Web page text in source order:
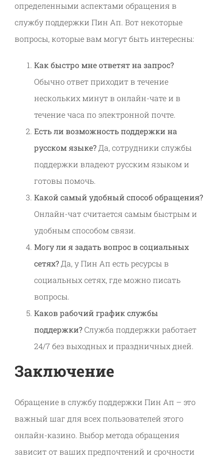
определенными аспектами обращения в
службу поддержки Пин Ап. Вот некоторые
вопросы, которые вам могут быть интересны:
Как быстро мне ответят на запрос?
Обычно ответ приходит в течение
нескольких минут в онлайн-чате и в
течение часа по электронной почте.
Есть ли возможность поддержки на
русском языке? Да, сотрудники службы
поддержки владеют русским языком и
готовы помочь.
Какой самый удобный способ обращения?
Онлайн-чат считается самым быстрым и
удобным способом связи.
Могу ли я задать вопрос в социальных
сетях? Да, у Пин Ап есть ресурсы в
социальных сетях, где можно писать
вопросы.
Каков рабочий график службы
поддержки?Служба поддержки работает
24/7 без выходных и праздничных дней.
Заключение
Обращение в службу поддержки Пин Ап – это
важный шаг для всех пользователей этого
онлайн-казино. Выбор метода обращения
зависит от ваших предпочтений и срочности